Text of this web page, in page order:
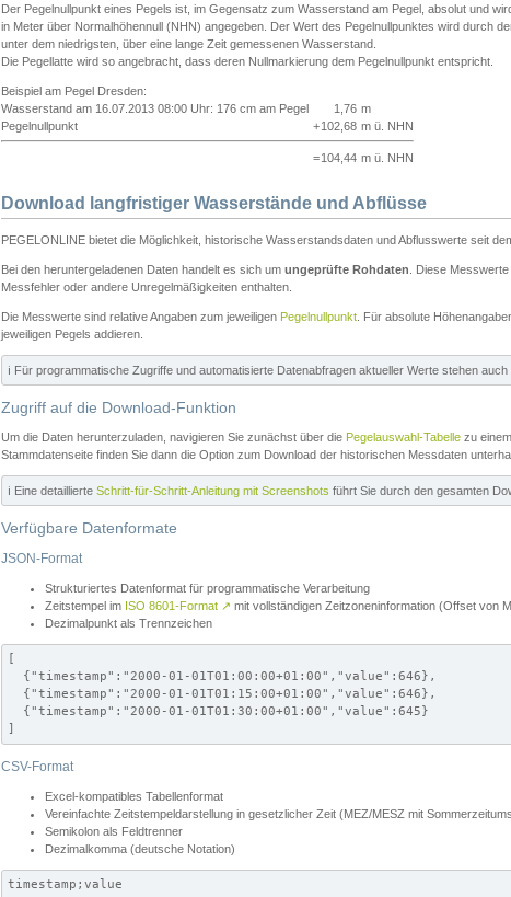
Der Pegelnullpunkt eines Pegels ist, im Gegensatz zum Wasserstand am Pegel, absolut und
in Meter über Normalhöhennull (NHN) angegeben. Der Wert des Pegelnullpunktes wird durch
unter dem niedrigsten, über eine lange Zeit gemessenen Wasserstand.
Die Pegellatte wird so angebracht, dass deren Nullmarkierung dem Pegelnullpunkt entspricht.
Beispiel am Pegel Dresden:
Wasserstand am 16.07.2013 08:00 Uhr: 176 cm am Pegel
1,76 m
Pegelnullpunkt
+102,68 m ü. NHN
=104,44 m ü. NHN
Download langfristiger Wasserstände und Abflüsse
PEGELONLINE bietet die Möglichkeit, historische Wasserstandsdaten und Abflusswerte seit
Bei den heruntergeladenen Daten handelt es sich um ungeprüfte Rohdaten . Diese
Messfehler oder andere Unregelmäßigkeiten enthalten.
Die Messwerte sind relative Angaben zum jeweiligen Pegelnullpunkt . Für absolute
jeweiligen Pegels addieren.
ℹ️ Für programmatische Zugriffe und automatisierte Datenabfragen aktueller Werte stehen auch
Zugriff auf die Download-Funktion
Um die Daten herunterzuladen, navigieren Sie zunächst über die Pegelauswahl-Tabelle zu
Stammdatenseite finden Sie dann die Option zum Download der historischen Messdaten
ℹ️ Eine detaillierte Schritt-für-Schritt-Anleitung mit Screenshots führt Sie durch den gesamten
Verfügbare Datenformate
JSON-Format
Strukturiertes Datenformat für programmatische Verarbeitung
Zeitstempel im ISO 8601-Format ↗ mit vollständigen Zeitzoneninformation (Offset von
Dezimalpunkt als Trennzeichen
[
  {"timestamp":"2000-01-01T01:00:00+01:00","value":646},
  {"timestamp":"2000-01-01T01:15:00+01:00","value":646},
  {"timestamp":"2000-01-01T01:30:00+01:00","value":645}
]
CSV-Format
Excel-kompatibles Tabellenformat
Vereinfachte Zeitstempeldarstellung in gesetzlicher Zeit (MEZ/MESZ mit
Semikolon als Feldtrenner
Dezimalkomma (deutsche Notation)
timestamp;value